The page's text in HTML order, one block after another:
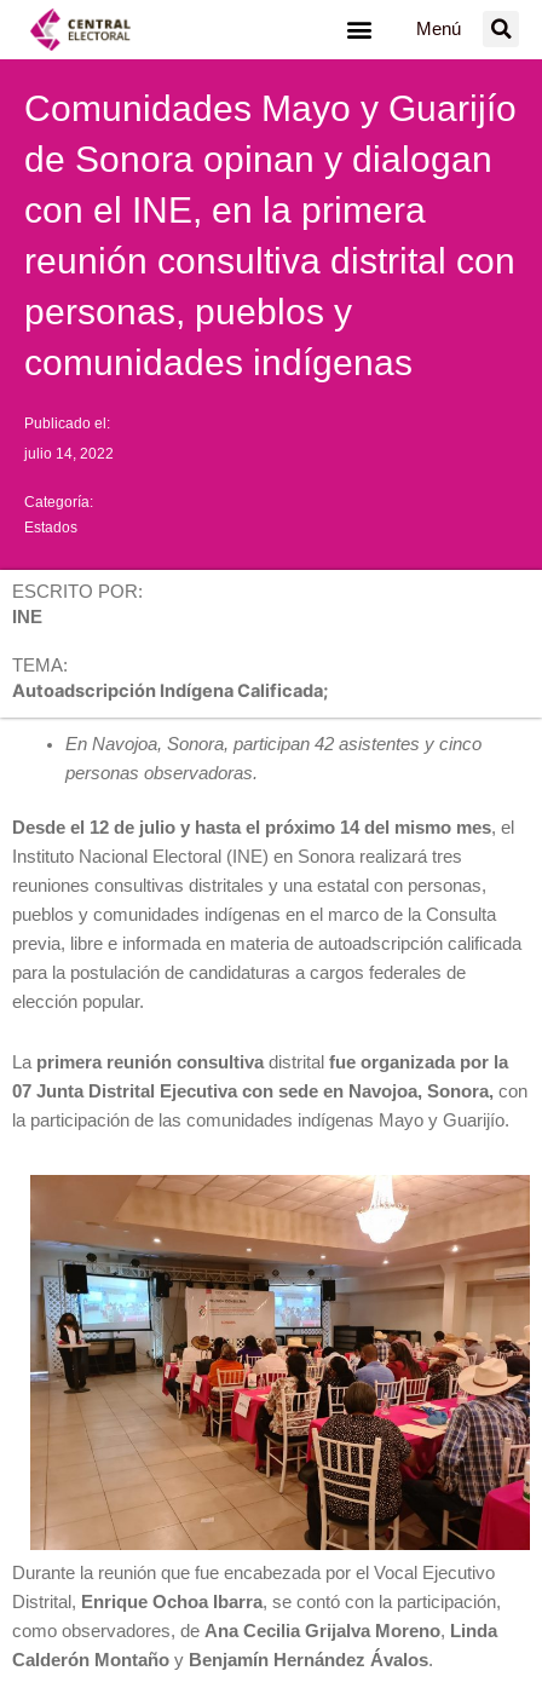
Menú
Comunidades Mayo y Guarijío
de Sonora opinan y dialogan
con el INE, en la primera
reunión consultiva distrital con
personas, pueblos y
comunidades indígenas
Publicado el:
julio 14, 2022
Categoría:
Estados
ESCRITO POR:
INE
TEMA:
Autoadscripción Indígena Calificada;
En Navojoa, Sonora, participan 42 asistentes y cinco
personas observadoras.
Desde el 12 de julio y hasta el próximo 14 del mismo mes, el
Instituto Nacional Electoral (INE) en Sonora realizará tres
reuniones consultivas distritales y una estatal con personas,
pueblos y comunidades indígenas en el marco de la Consulta
previa, libre e informada en materia de autoadscripción calificada
para la postulación de candidaturas a cargos federales de
elección popular.
La primera reunión consultiva distrital fue organizada por la
07 Junta Distrital Ejecutiva con sede en Navojoa, Sonora, con
la participación de las comunidades indígenas Mayo y Guarijío.
Durante la reunión que fue encabezada por el Vocal Ejecutivo
Distrital, Enrique Ochoa Ibarra, se contó con la participación,
como observadores, de Ana Cecilia Grijalva Moreno, Linda
Calderón Montaño y Benjamín Hernández Ávalos.